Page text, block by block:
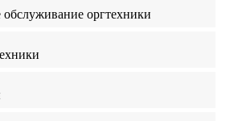
обслуживание оргтехники